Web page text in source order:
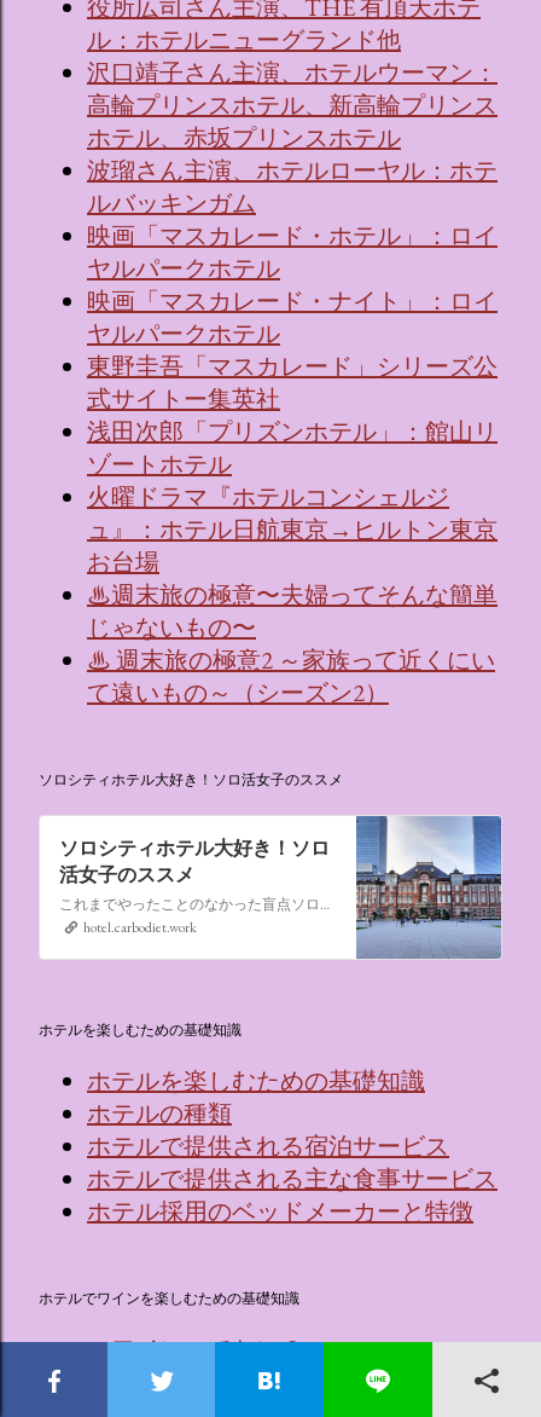
役所広司さん主演、THE 有頂天ホテ
ル：ホテルニューグランド他
沢口靖子さん主演、ホテルウーマン：
高輪プリンスホテル、新高輪プリンス
ホテル、赤坂プリンスホテル
波瑠さん主演、ホテルローヤル：ホテ
ルバッキンガム
映画「マスカレード・ホテル」：ロイ
ヤルパークホテル
映画「マスカレード・ナイト」：ロイ
ヤルパークホテル
東野圭吾「マスカレード」シリーズ公
式サイトー集英社
浅田次郎「プリズンホテル」：館山リ
ゾートホテル
火曜ドラマ『ホテルコンシェルジ
ュ』：ホテル日航東京→ヒルトン東京
お台場
♨週末旅の極意〜夫婦ってそんな簡単
じゃないもの〜
♨ 週末旅の極意2 ～家族って近くにい
て遠いもの～（シーズン2）
ソロシティホテル大好き！ソロ活女子のススメ
ソロシティホテル大好き！ソロ
活女子のススメ
これまでやったことのなかった盲点ソロ活、“なんでもない日にシティホテルに泊まる”。ソロ活女子のススメ,ソロシティホテル
hotel.carbodiet.work
ホテルを楽しむための基礎知識
ホテルを楽しむための基礎知識
ホテルの種類
ホテルで提供される宿泊サービス
ホテルで提供される主な食事サービス
ホテル採用のベッドメーカーと特徴
ホテルでワインを楽しむための基礎知識
🍷ワインってなに？
ワインを覚える効果的な5つのステッ